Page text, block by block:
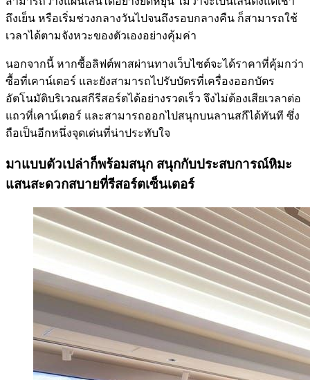
ถึงเย็น หรือเริ่มช่วงกลางวันไปจนถึงรอบกลางคืน ก็สามารถใช้
เวลาได้ตามจังหวะของตัวเองอย่างคุ้มค่า
นอกจากนี้ หากซื้อลิฟต์พาสผ่านทางเว็บไซต์จะได้ราคาที่คุ้มกว่า
ซื้อที่เคาน์เตอร์ และยังสามารถไปรับบัตรที่เครื่องออกบัตร
อัตโนมัติบริเวณสกีรีสอร์ตได้อย่างรวดเร็ว จึงไม่ต้องเสียเวลาต่อ
แถวที่เคาน์เตอร์ และสามารถออกไปสนุกบนลานสกีได้ทันที ซึ่ง
ถือเป็นอีกหนึ่งจุดเด่นที่น่าประทับใจ
มาแบบตัวเปล่าก็พร้อมสนุก สนุกกับประสบการณ์หิมะ
แสนสะดวกสบายที่รีสอร์ตเซ็นเตอร์